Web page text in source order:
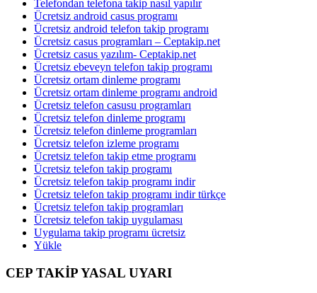
Telefondan telefona takip nasıl yapılır
Ücretsiz android casus programı
Ücretsiz android telefon takip programı
Ücretsiz casus programları – Ceptakip.net
Ücretsiz casus yazılım- Ceptakip.net
Ücretsiz ebeveyn telefon takip programı
Ücretsiz ortam dinleme programı
Ücretsiz ortam dinleme programı android
Ücretsiz telefon casusu programları
Ücretsiz telefon dinleme programı
Ücretsiz telefon dinleme programları
Ücretsiz telefon izleme programı
Ücretsiz telefon takip etme programı
Ücretsiz telefon takip programı
Ücretsiz telefon takip programı indir
Ücretsiz telefon takip programı indir türkçe
Ücretsiz telefon takip programları
Ücretsiz telefon takip uygulaması
Uygulama takip programı ücretsiz
Yükle
CEP TAKİP YASAL UYARI